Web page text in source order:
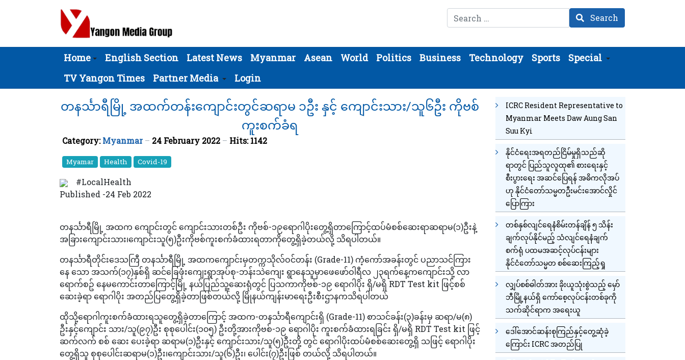
Search Search
Home English Section Latest News Myanmar Asean World Politics Business Technology Sports
Special
TV Yangon Times
Partner Media Login
တနင်္သာရီမြို့ အထက်တန်းကျောင်းတွင်ဆရာမ ၁ဦး နှင့် ကျောင်းသား/သူ၆ဦး ကိုဗစ်
ကူးစက်ခံရ
Category:Myanmar 24 February 2022 Hits: 1142
Myamar Health Covid-19
#LocalHealth
Published -24 Feb 2022
တနင်္သာရီမြို့ အထက ကျောင်းတွင် ကျောင်းသားတစ်ဦး ကိုဗစ်-၁၉ရောဂါပိုးတွေ့ရှိတာကြောင့်ထပ်မံစစ်ဆေးရာဆရာမ(၁)ဦးနဲ့
အခြားကျောင်းသား၊ကျောင်းသူ(၅)ဦးကိုဗစ်ကူးစက်ခံထားရတာကိုတွေ့ရှိခဲ့တယ်လို့ သိရပါတယ်။
တနင်္သာရီတိုင်းဒေသကြီ တနင်္သာရီမြို့ အထကကျောင်းမှတက္ကသိုလ်ဝင်တန်း (Grade-11) ကံ့ကော်အခန်းတွင် ပညာသင်ကြား
နေ သော အသက်(၁၇)နှစ်ရှိ ဆင်ခြေဖုံးကျေးရွာအုပ်စု-ဘန်းသဲကျေး ရွာနေသူမှာဖေဖော်ဝါရီလ ၂၃ရက်နေ့ကကျောင်းသို့ လာ
ရောက်စဥ် နေမကောင်းတာကြောင့်မြို့ နယ်ပြည်သူ့ဆေးရုံတွင် ပြသကာကိုဗစ်-၁၉ ရောဂါပိုး ရှိ/မရှိ RDT Test kit ဖြင့်စစ်
ဆေးခဲ့ရာ ရောဂါပိုး အတည်ပြတွေ့ရှိခဲ့တာဖြစ်တယ်လို့ မြိုနယ်ကျန်းမာရေးဦးစီးဌာနကသိရပါတယ်
ထိုသို့ရောဂါကူးစက်ခံထားရသူတွေ့ရှိခဲ့တာကြောင့် အထက-တနင်္သာရီကျောင်းရှိ (Grade-11) စာသင်ခန်း(၃)ခန်းမှ ဆရာ/မ(၈)
ဦးနှင့်ကျောင်း သား/သူ(၉၇)ဦး စုစုပေါင်း(၁၀၅) ဦးတို့အားကိုဗစ်-၁၉ ရောဂါပိုး ကူးစက်ခံထားရခြင်း ရှိ/မရှိ RDT Test kit ဖြင့်
ဆက်လက် စစ် ဆေး ပေးခဲ့ရာ ဆရာမ(၁)ဦးနှင့် ကျောင်းသား/သူ(၅)ဦးတို့ တွင် ရောဂါပိုးထပ်မံစစ်ဆေးတွေ့ရှိ သဖြင့် ရောဂါပိုး
တွေ့ရှိသူ စုစုပေါင်းဆရာမ(၁)ဦး၊ကျောင်းသား/သူ(၆)ဦး၊ ပေါင်း(၇)ဦးဖြစ် တယ်လို့ သိရပါတယ်။
ICRC Resident Representative to
Myanmar Meets Daw Aung San
Suu Kyi
နိုင်ငံရေးအရတည်ငြိမ်မှုရှိသည်ဆို
ရာတွင် ပြည်သူလူထု၏ စားရေးနှင့်
စီးပွားရေး အဆင်ပြေရန် အဓိကလိုအပ်
ဟု နိုင်ငံတော်သမ္မတဦးမင်းအောင်လှိုင်
ပြောကြား
တစ်နှစ်လျင်ရေနံစိမ်းတန်ချိန် ၅ သိန်း
ချက်လုပ်နိုင်မည့် သံလျင်ရေနံချက်
စက်ရုံ ပထမအဆင့်လုပ်ငန်းများ
နိုင်ငံတော်သမ္မတ စစ်ဆေးကြည့်ရှု
လျှပ်စစ်ဓါတ်အား ခိုးယူသုံးစွဲသည့် မှော်
ဘီမြို့နယ်ရှိ ကော်စေ့လုပ်ငန်းတစ်ခုကို
သက်ဆိုင်ရာက အရေးယူ
ဒေါ်အောင်ဆန်းစုကြည်နှင့်တွေ့ဆုံခဲ့
ကြောင်း ICRC အတည်ပြု